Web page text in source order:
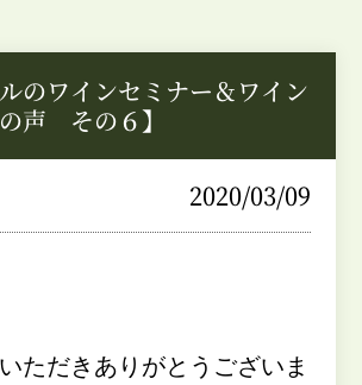
ルのワインセミナー＆ワイン
声 その６】
2020/03/09
ただきありがとうございま